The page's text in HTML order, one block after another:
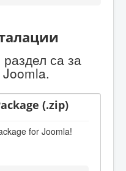
раздел са за
(.zip)
for Joomla!